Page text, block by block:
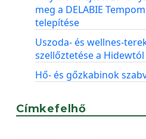
meg a DELABIE
telepítése
Uszoda- és wellnes-
szellőztetése a Hidewtól
Hő- és gőzkabinok
Címkefelhő